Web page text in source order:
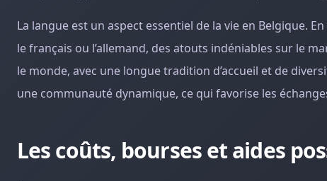
La langue est un aspect essentiel de la vie en Belgique.
le français ou l’allemand, des atouts indéniables sur le
le monde, avec une longue tradition d’accueil et de
une communauté dynamique, ce qui favorise les
Les coûts, bourses et aides